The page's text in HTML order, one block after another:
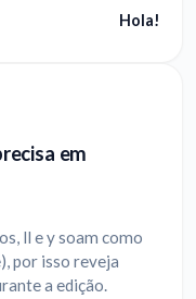
Hola!
em
ll e y soam como
por isso reveja
a edição.